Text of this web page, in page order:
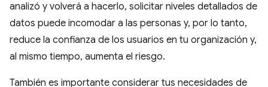
analizó y volverá a hacerlo, solicitar niveles detallados de
datos puede incomodar a las personas y, por lo tanto,
reduce la confianza de los usuarios en tu organización y,
al mismo tiempo, aumenta el riesgo.
También es importante considerar tus necesidades de